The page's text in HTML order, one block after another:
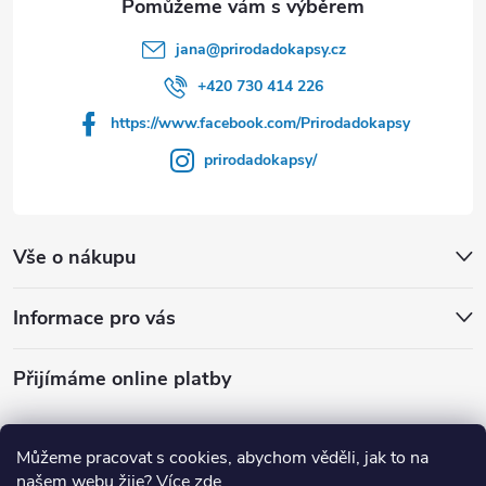
Můžeme pracovat s cookies, abychom věděli, jak to na
jana@prirodadokapsy.cz
+420 730 414 226
https://www.facebook.com/Prirodadokapsy
prirodadokapsy/
Vše o nákupu
Informace pro vás
Přijímáme online platby